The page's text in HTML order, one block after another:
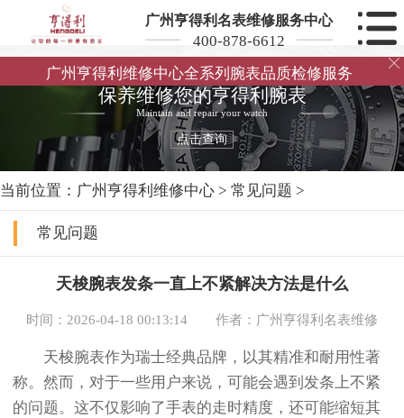
广州亨得利名表维修服务中心
400-878-6612
广州亨得利维修中心全系列腕表品质检修服务

保养维修您的亨得利腕表
Maintain and repair your watch
点击查询
当前位置： 广州亨得利维修中心 > 常见问题 >
常见问题
天梭腕表发条一直上不紧解决方法是什么
时间：2026-04-18 00:13:14 作者：广州亨得利名表维修
天梭腕表作为瑞士经典品牌，以其精准和耐用性著
称。然而，对于一些用户来说，可能会遇到发条上不紧
的问题。这不仅影响了手表的走时精度，还可能缩短其